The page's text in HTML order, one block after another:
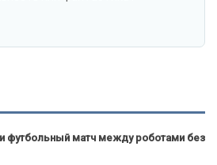
футбольный матч между роботами без